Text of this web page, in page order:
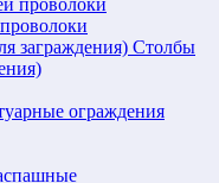
Столбы
ограждения